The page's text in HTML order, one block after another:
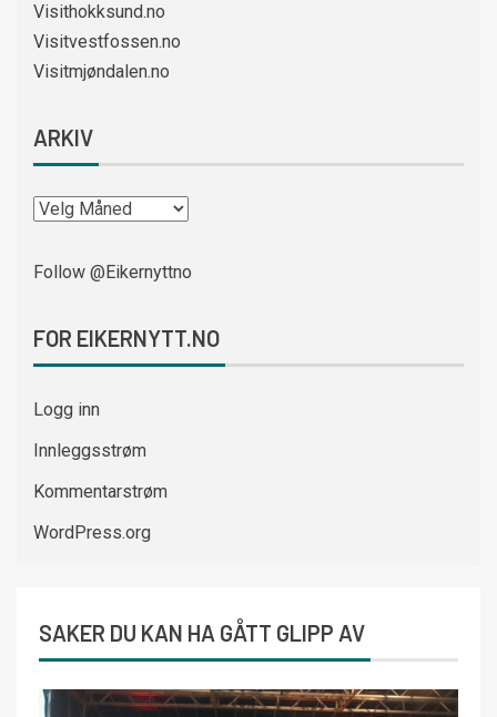
Visithokksund.no
Visitvestfossen.no
Visitmjøndalen.no
ARKIV
Follow @Eikernyttno
FOR EIKERNYTT.NO
Logg inn
Innleggsstrøm
Kommentarstrøm
WordPress.org
SAKER DU KAN HA GÅTT GLIPP AV